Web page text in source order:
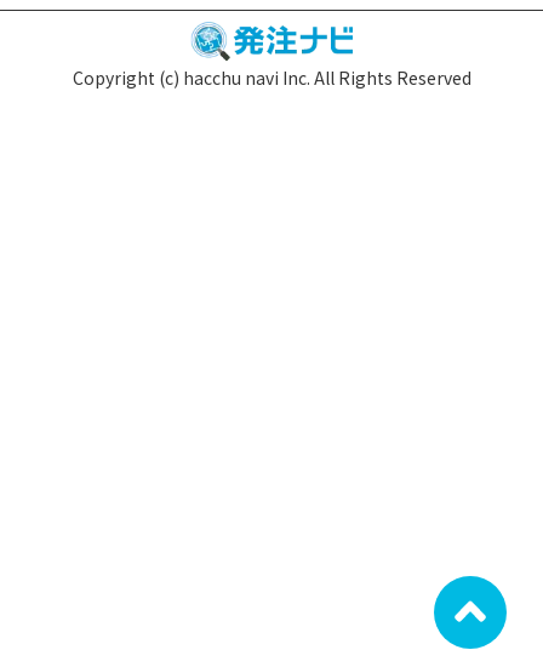
Copyright (c) hacchu navi Inc. All Rights Reserved